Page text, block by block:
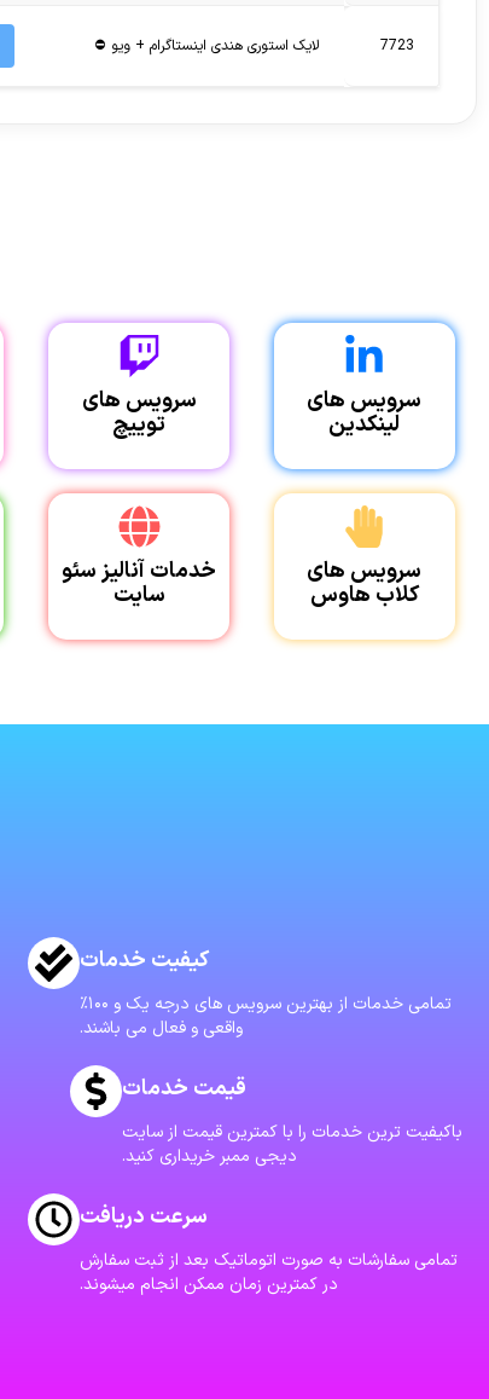
7723 لایک استوری هندی اینستاگرام + ویو ⛔
سرویس های
لینکدین
سرویس های
توییچ
سرویس های
کلاب هاوس
خدمات آنالیز سئو
سایت
کیفیت خدمات
تمامی خدمات از بهترین سرویس های درجه یک و ۱۰۰٪
واقعی و فعال می باشند.
قیمت خدمات
باکیفیت ترین خدمات را با کمترین قیمت از سایت
دیجی ممبر خریداری کنید.
سرعت دریافت
تمامی سفارشات به صورت اتوماتیک بعد از ثبت سفارش
در کمترین زمان ممکن انجام میشوند.